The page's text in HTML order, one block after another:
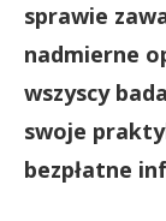
sprawie
nadmierne
wszyscy
swoje
bezpłatne